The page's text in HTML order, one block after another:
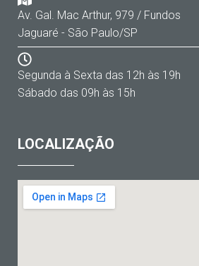
Av. Gal. Mac Arthur, 979 / Fundos
Jaguaré - São Paulo/SP
Segunda à Sexta das 12h às 19h
Sábado das 09h às 15h
LOCALIZAÇÃO